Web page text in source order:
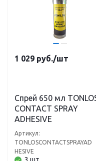
1 029 руб./шт
Спрей 650 мл
CONTACT SPRAY
ADHESIVE
Артикул:
TONLOSCONTACTSPRAYAD
HESIVE